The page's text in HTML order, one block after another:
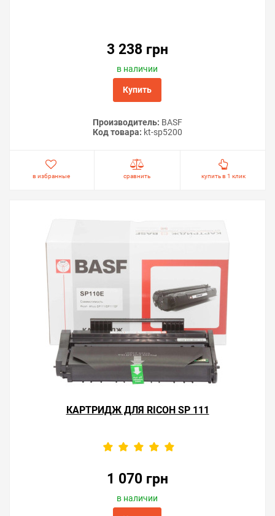
3 238 грн
в наличии
Купить
Производитель: BASF
Код товара: kt-sp5200
в избранные сравнить купить в 1 клик
КАРТРИДЖ ДЛЯ RICOH SP 111
1 070 грн
в наличии